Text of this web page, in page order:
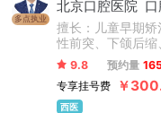
多点执业
北京口腔医院
擅长：儿童早期
性前突、下颌后缩
题矫治，不拔牙
治疗，牙周-正畸
术，复杂病例矫治
9.8 预约量
专享挂号费
￥
西医